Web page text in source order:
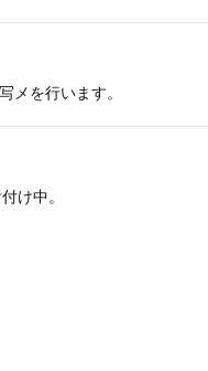
を行います。
け中。